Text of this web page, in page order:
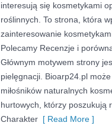
interesują się kosmetykami
roślinnych. To strona, która
zainteresowanie
Polecamy Recenzje i
Głównym motywem strony
pielęgnacji. Bioarp24.pl
miłośników naturalnych
hurtowych, którzy poszukują
Charakter [ Read More ]